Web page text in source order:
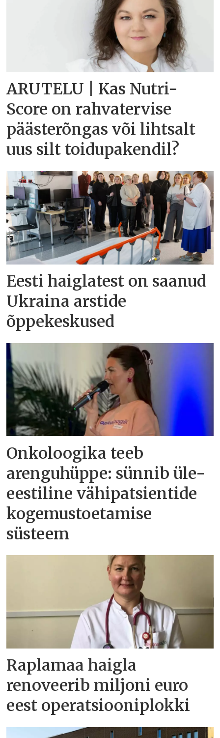
ARUTELU | Kas Nutri-
Score on rahvatervise
päästerõngas või lihtsalt
uus silt toidupakendil?
Eesti haiglatest on saanud
Ukraina arstide
õppekeskused
Onkoloogika teeb
arenguhüppe: sünnib üle-
eestiline vähipatsientide
kogemustoetamise
süsteem
Raplamaa haigla
renoveerib miljoni euro
eest operatsiooniplokki